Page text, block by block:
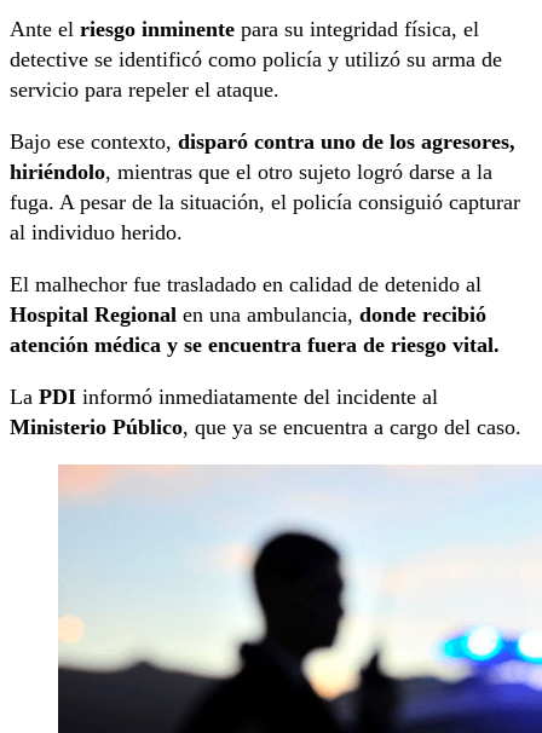
Ante el riesgo inminente para su integridad física, el
detective se identificó como policía y utilizó su arma de
servicio para repeler el ataque.
Bajo ese contexto, disparó contra uno de los agresores,
hiriéndolo, mientras que el otro sujeto logró darse a la
fuga. A pesar de la situación, el policía consiguió capturar
al individuo herido.
El malhechor fue trasladado en calidad de detenido al
Hospital Regional en una ambulancia, donde recibió
atención médica y se encuentra fuera de riesgo vital.
La PDI informó inmediatamente del incidente al
Ministerio Público, que ya se encuentra a cargo del caso.